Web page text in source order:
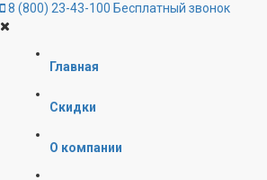
8 (800) 23-43-100 Бесплатный звонок
Главная
Скидки
О компании